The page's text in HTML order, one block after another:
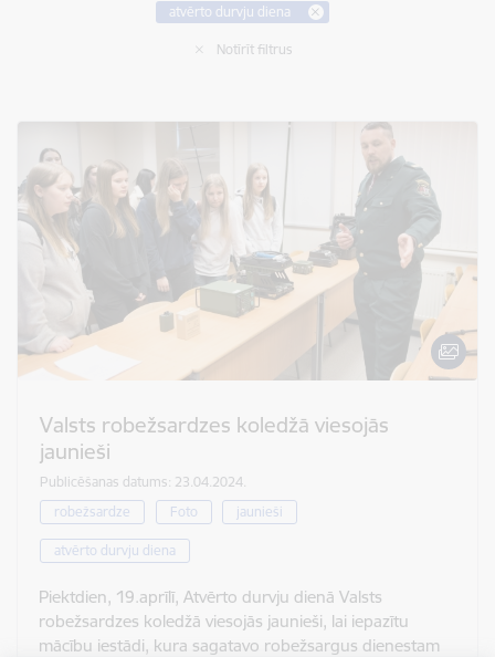
atvērto durvju diena
Notīrīt filtrus
Valsts robežsardzes koledžā viesojās
jaunieši
Publicēšanas datums: 23.04.2024.
robežsardze
Foto jaunieši
atvērto durvju diena
Piektdien, 19.aprīlī, Atvērto durvju dienā Valsts
robežsardzes koledžā viesojās jaunieši, lai iepazītu
mācību iestādi, kura sagatavo robežsargus dienestam